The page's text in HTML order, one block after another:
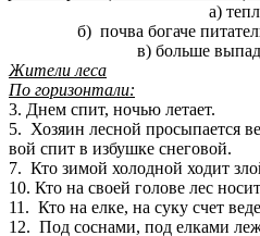
а)
б) почва богаче
в) больше
Жители леса
По горизонтали:
3. Днем спит, ночью летает.
5. Хозяин лесной просыпается
вой спит в избушке снеговой.
7. Кто зимой холодной ходит
10. Кто на своей голове лес
11. Кто на елке, на суку счет
12. Под соснами, под елками